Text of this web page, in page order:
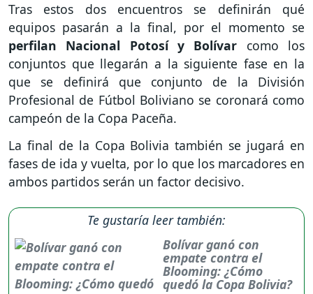
Tras estos dos encuentros se definirán qué
equipos pasarán a la final, por el momento se
perfilan Nacional Potosí y Bolívar como los
conjuntos que llegarán a la siguiente fase en la
que se definirá que conjunto de la División
Profesional de Fútbol Boliviano se coronará como
campeón de la Copa Paceña.
La final de la Copa Bolivia también se jugará en
fases de ida y vuelta, por lo que los marcadores en
ambos partidos serán un factor decisivo.
Te gustaría leer también:
Bolívar ganó con
empate contra el
Blooming: ¿Cómo
quedó la Copa Bolivia?